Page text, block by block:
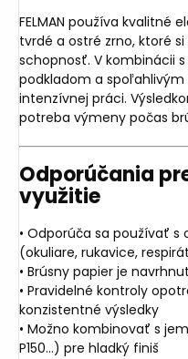
FELMAN používa kvalitné
tvrdé a ostré zrno, ktoré
schopnosť. V kombinácii
podkladom a
intenzívnej práci.
potreba výmeny počas
Odporúčania
využitie
• Odporúča sa používať
(okuliare, rukavice,
• Brúsny papier je
• Pravidelné kontroly
konzistentné výsledky
• Možno kombinovať s
P150...) pre hladký finiš